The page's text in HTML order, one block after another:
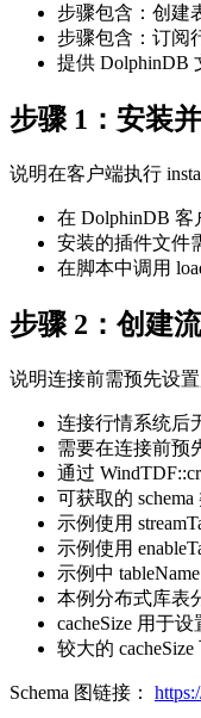
步骤包含：创建
步骤包含：订阅
提供 DolphinDB
步骤 1：安装
说明在客户端执行
在 DolphinDB 客
安装的插件文件
在脚本中调用
步骤 2：创建
说明连接前需预先设置
连接行情系统后
需要在连接前预
通过
可获取的
示例使用
示例使用
示例中 tableName
本例分布式库表
cacheSize 用于
较大的
Schema 图链接：